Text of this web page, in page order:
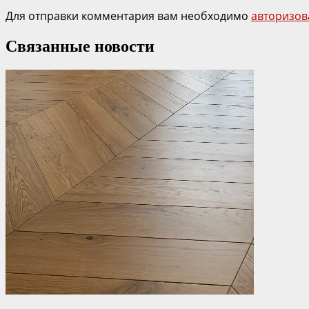
Для отправки комментария вам необходимо
Связанные новости